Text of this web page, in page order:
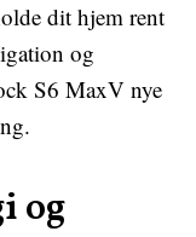
dit hjem rent
og
S6 MaxV nye
og